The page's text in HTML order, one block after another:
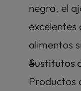
negra, el
excelentes
alimentos
Sustitutos
Productos